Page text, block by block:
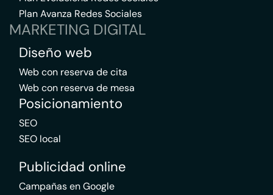
Plan Avanza Redes Sociales
MARKETING DIGITAL
Diseño web
Web con reserva de cita
Web con reserva de mesa
Posicionamiento
SEO
SEO local
Publicidad online
Campañas en Google